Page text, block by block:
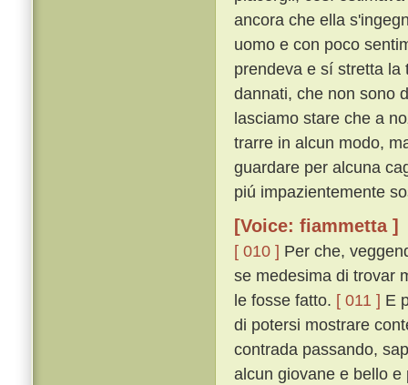
ancora che ella
uomo e con poco
prendeva e sí stretta la
dannati, che non sono
lasciamo stare che a
trarre in alcun modo,
guardare per alcuna
piú impazientemente
[Voice: fiammetta ]
[ 010 ] Per che,
se medesima di trovar
le fosse fatto. [ 011 ] E
di potersi mostrare
contrada passando,
alcun giovane e bello